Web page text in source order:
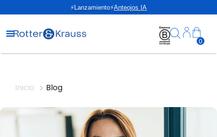
⚡Lanzamiento⚡Anteojos IA
0
Inicio Blog